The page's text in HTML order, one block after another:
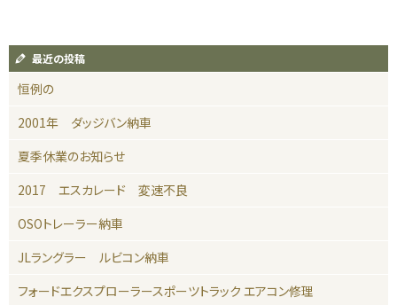
最近の投稿
恒例の
2001年 ダッジバン納車
夏季休業のお知らせ
2017 エスカレード 変速不良
OSOトレーラー納車
JLラングラー ルビコン納車
フォードエクスプローラースポーツトラック エアコン修理